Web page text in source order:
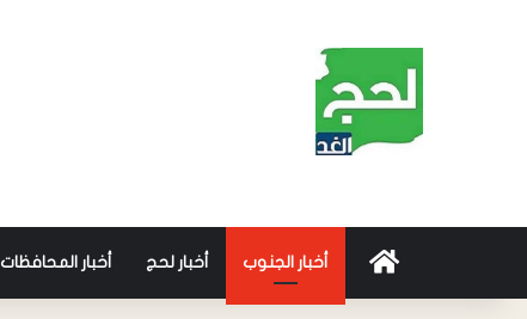
أخبار الجنوب أخبار لحج أخبار المحافظات